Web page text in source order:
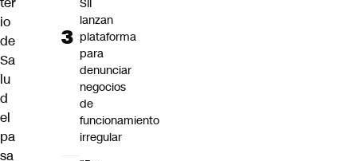
io
de
Sa
lu
d
el
pa
sa
SII
lanzan
plataforma
para
denunciar
negocios
de
funcionamiento
irregular